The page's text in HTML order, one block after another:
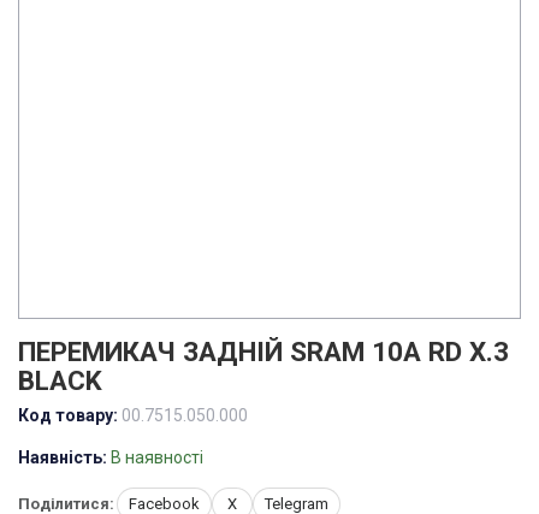
ПЕРЕМИКАЧ ЗАДНІЙ SRAM 10A RD X.3
BLACK
Код товару: 00.7515.050.000
Наявність: В наявності
Поділитися: Facebook X Telegram